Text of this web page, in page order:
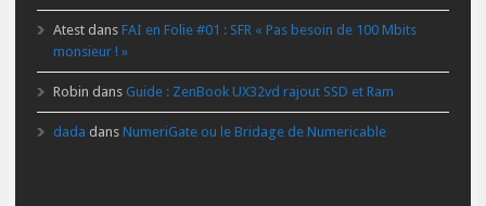
Atest dans FAI en Folie #01 : SFR « Pas besoin de 100 Mbits
monsieur ! »
Robin dans Guide : ZenBook UX32vd rajout SSD et Ram
dada dans NumeriGate ou le Bridage de Numericable